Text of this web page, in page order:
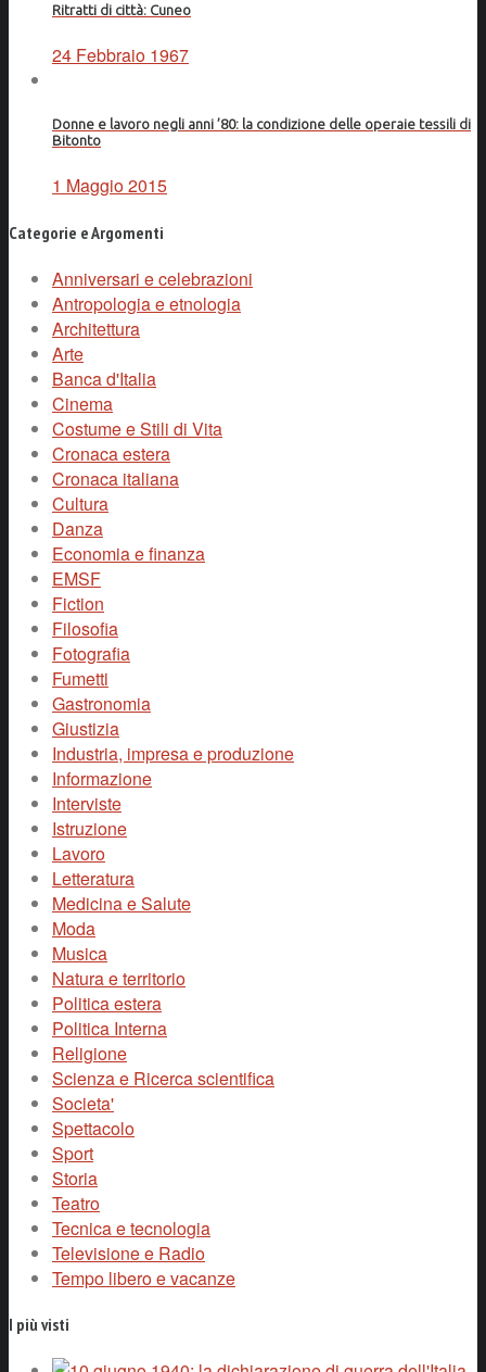
Ritratti di città: Cuneo
24 Febbraio 1967
Donne e lavoro negli anni ’80: la condizione delle operaie tessili di
Bitonto
1 Maggio 2015
Categorie e Argomenti
Anniversari e celebrazioni
Antropologia e etnologia
Architettura
Arte
Banca d'Italia
Cinema
Costume e Stili di Vita
Cronaca estera
Cronaca italiana
Cultura
Danza
Economia e finanza
EMSF
Fiction
Filosofia
Fotografia
Fumetti
Gastronomia
Giustizia
Industria, impresa e produzione
Informazione
Interviste
Istruzione
Lavoro
Letteratura
Medicina e Salute
Moda
Musica
Natura e territorio
Politica estera
Politica Interna
Religione
Scienza e Ricerca scientifica
Societa'
Spettacolo
Sport
Storia
Teatro
Tecnica e tecnologia
Televisione e Radio
Tempo libero e vacanze
I più visti